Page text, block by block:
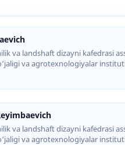
va landshaft dizayni kafedrasi
va agrotexnologiyalar
va landshaft dizayni kafedrasi
va agrotexnologiyalar